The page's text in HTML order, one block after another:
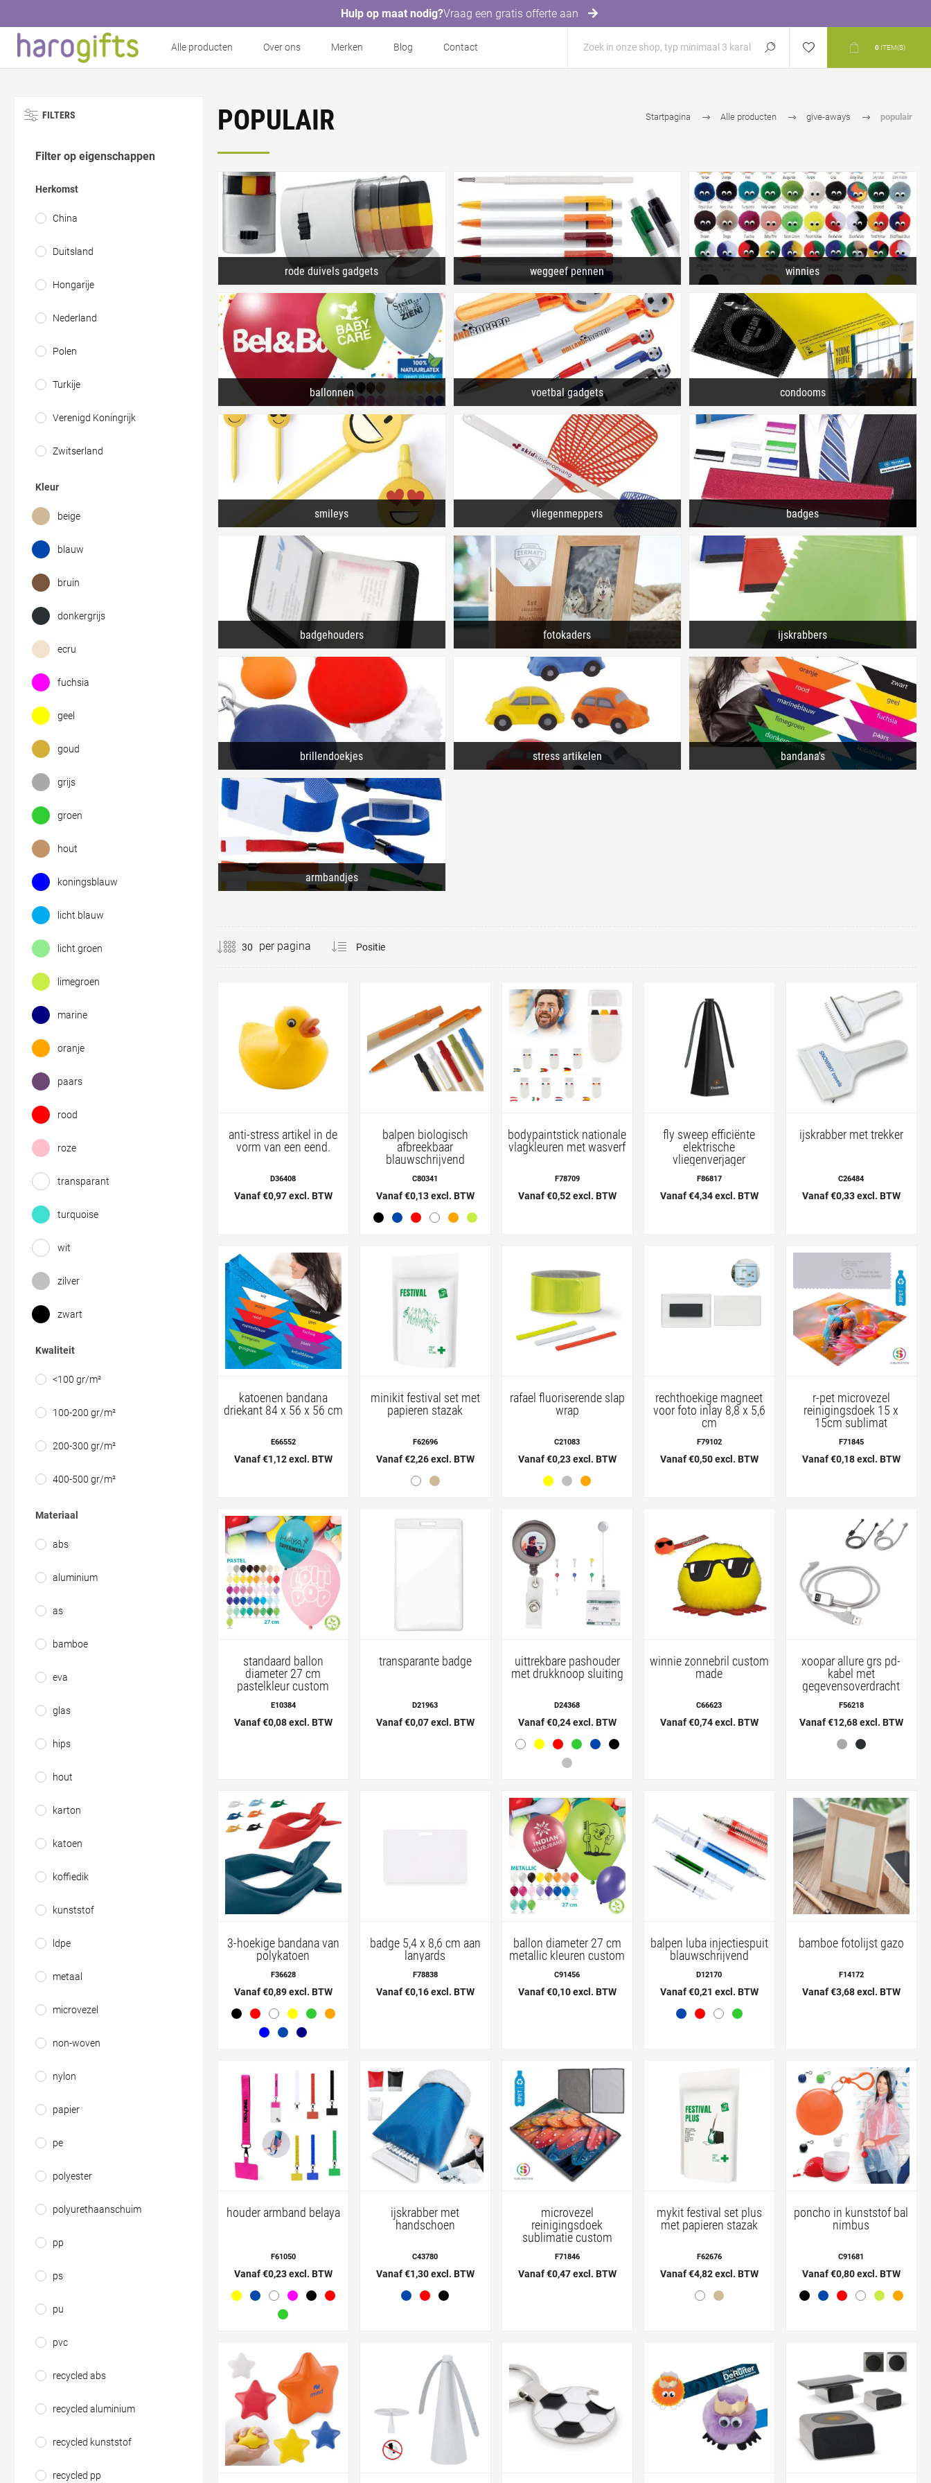
Hulp op maat nodig?Vraag een gratis offerte aan
Alle producten Over ons Merken Blog Contact 0 ITEM(S)
FILTERS
Filter op eigenschappen
Herkomst
China
Duitsland
Hongarije
Nederland
Polen
Turkije
Verenigd Koningrijk
Zwitserland
Kleur
beige
blauw
bruin
donkergrijs
ecru
fuchsia
geel
goud
grijs
groen
hout
koningsblauw
licht blauw
licht groen
limegroen
marine
oranje
paars
rood
roze
transparant
turquoise
wit
zilver
zwart
Kwaliteit
<100 gr/m²
100-200 gr/m²
200-300 gr/m²
400-500 gr/m²
Materiaal
abs
aluminium
as
bamboe
eva
glas
hips
hout
karton
katoen
koffiedik
kunststof
ldpe
metaal
microvezel
non-woven
nylon
papier
pe
polyester
polyurethaanschuim
pp
ps
pu
pvc
recycled abs
recycled aluminium
recycled kunststof
recycled pp
Startpagina Alle producten give-aways populair
POPULAIR
rode duivels gadgets weggeef pennen winnies
ballonnen voetbal gadgets condooms
smileys vliegenmeppers badges
badgehouders fotokaders ijskrabbers
brillendoekjes stress artikelen bandana's
armbandjes
per pagina
anti-stress artikel in de
vorm van een eend.
D36408
Vanaf €0,97 excl. BTW
balpen biologisch
afbreekbaar
blauwschrijvend
C80341
Vanaf €0,13 excl. BTW
bodypaintstick nationale
vlagkleuren met wasverf
F78709
Vanaf €0,52 excl. BTW
fly sweep efficiënte
elektrische
vliegenverjager
F86817
Vanaf €4,34 excl. BTW
ijskrabber met trekker
C26484
Vanaf €0,33 excl. BTW
katoenen bandana
driekant 84 x 56 x 56 cm
E66552
Vanaf €1,12 excl. BTW
minikit festival set met
papieren stazak
F62696
Vanaf €2,26 excl. BTW
rafael fluoriserende slap
wrap
C21083
Vanaf €0,23 excl. BTW
rechthoekige magneet
voor foto inlay 8,8 x 5,6
cm
F79102
Vanaf €0,50 excl. BTW
r-pet microvezel
reinigingsdoek 15 x
15cm sublimat
F71845
Vanaf €0,18 excl. BTW
standaard ballon
diameter 27 cm
pastelkleur custom
E10384
Vanaf €0,08 excl. BTW
transparante badge
D21963
Vanaf €0,07 excl. BTW
uittrekbare pashouder
met drukknoop sluiting
D24368
Vanaf €0,24 excl. BTW
winnie zonnebril custom
made
C66623
Vanaf €0,74 excl. BTW
xoopar allure grs pd-
kabel met
gegevensoverdracht
F56218
Vanaf €12,68 excl. BTW
3-hoekige bandana van
polykatoen
F36628
Vanaf €0,89 excl. BTW
badge 5,4 x 8,6 cm aan
lanyards
F78838
Vanaf €0,16 excl. BTW
ballon diameter 27 cm
metallic kleuren custom
C91456
Vanaf €0,10 excl. BTW
balpen luba injectiespuit
blauwschrijvend
D12170
Vanaf €0,21 excl. BTW
bamboe fotolijst gazo
F14172
Vanaf €3,68 excl. BTW
houder armband belaya
F61050
Vanaf €0,23 excl. BTW
ijskrabber met
handschoen
C43780
Vanaf €1,30 excl. BTW
microvezel
reinigingsdoek
sublimatie custom
F71846
Vanaf €0,47 excl. BTW
mykit festival set plus
met papieren stazak
F62676
Vanaf €4,82 excl. BTW
poncho in kunststof bal
nimbus
C91681
Vanaf €0,80 excl. BTW